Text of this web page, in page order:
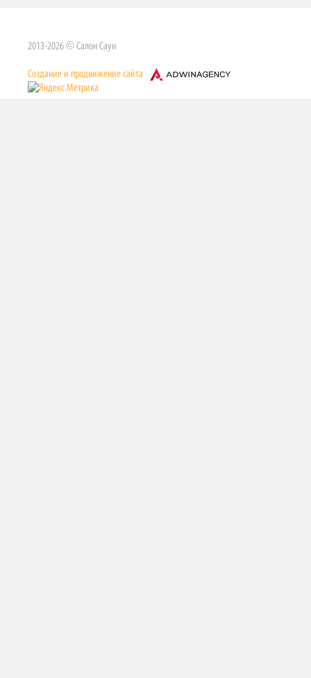
2013-2026 © Салон Саун
Cоздание и продвижение сайта